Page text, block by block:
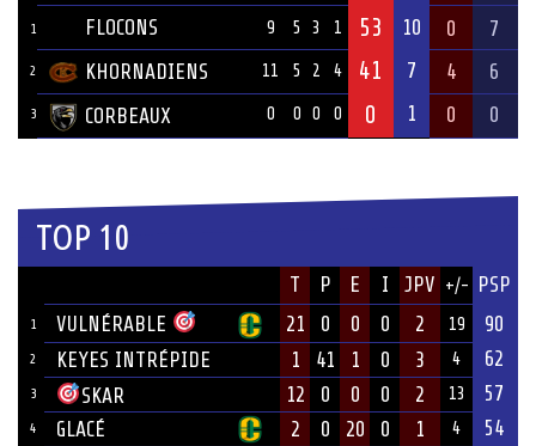
1 FLOCONS 9 5 3 1 53 10 0 7
2 KHORNADIENS 11 5 2 4 41 7 4 6
3 CORBEAUX 0 0 0 0 0 1 0 0
TOP 10
T P E I JPV +/- PSP
1 VULNÉRABLE 21 0 0 0 2 19 90
2 KEYES INTRÉPIDE 1 41 1 0 3 4 62
3 SKAR 12 0 0 0 2 13 57
4 GLACÉ 2 0 20 0 1 4 54